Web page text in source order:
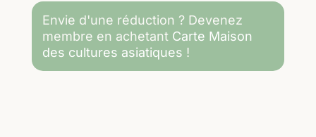
à
13h30
Fêtons
le
Envie d'une réduction ? Devenez
membre en achetant Carte Maison
des cultures asiatiques !